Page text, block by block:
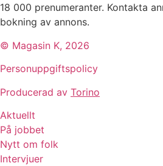
18 000 prenumeranter. Kontakta
bokning av annons.
© Magasin K, 2026
Personuppgiftspolicy
Producerad av Torino
Aktuellt
På jobbet
Nytt om folk
Intervjuer